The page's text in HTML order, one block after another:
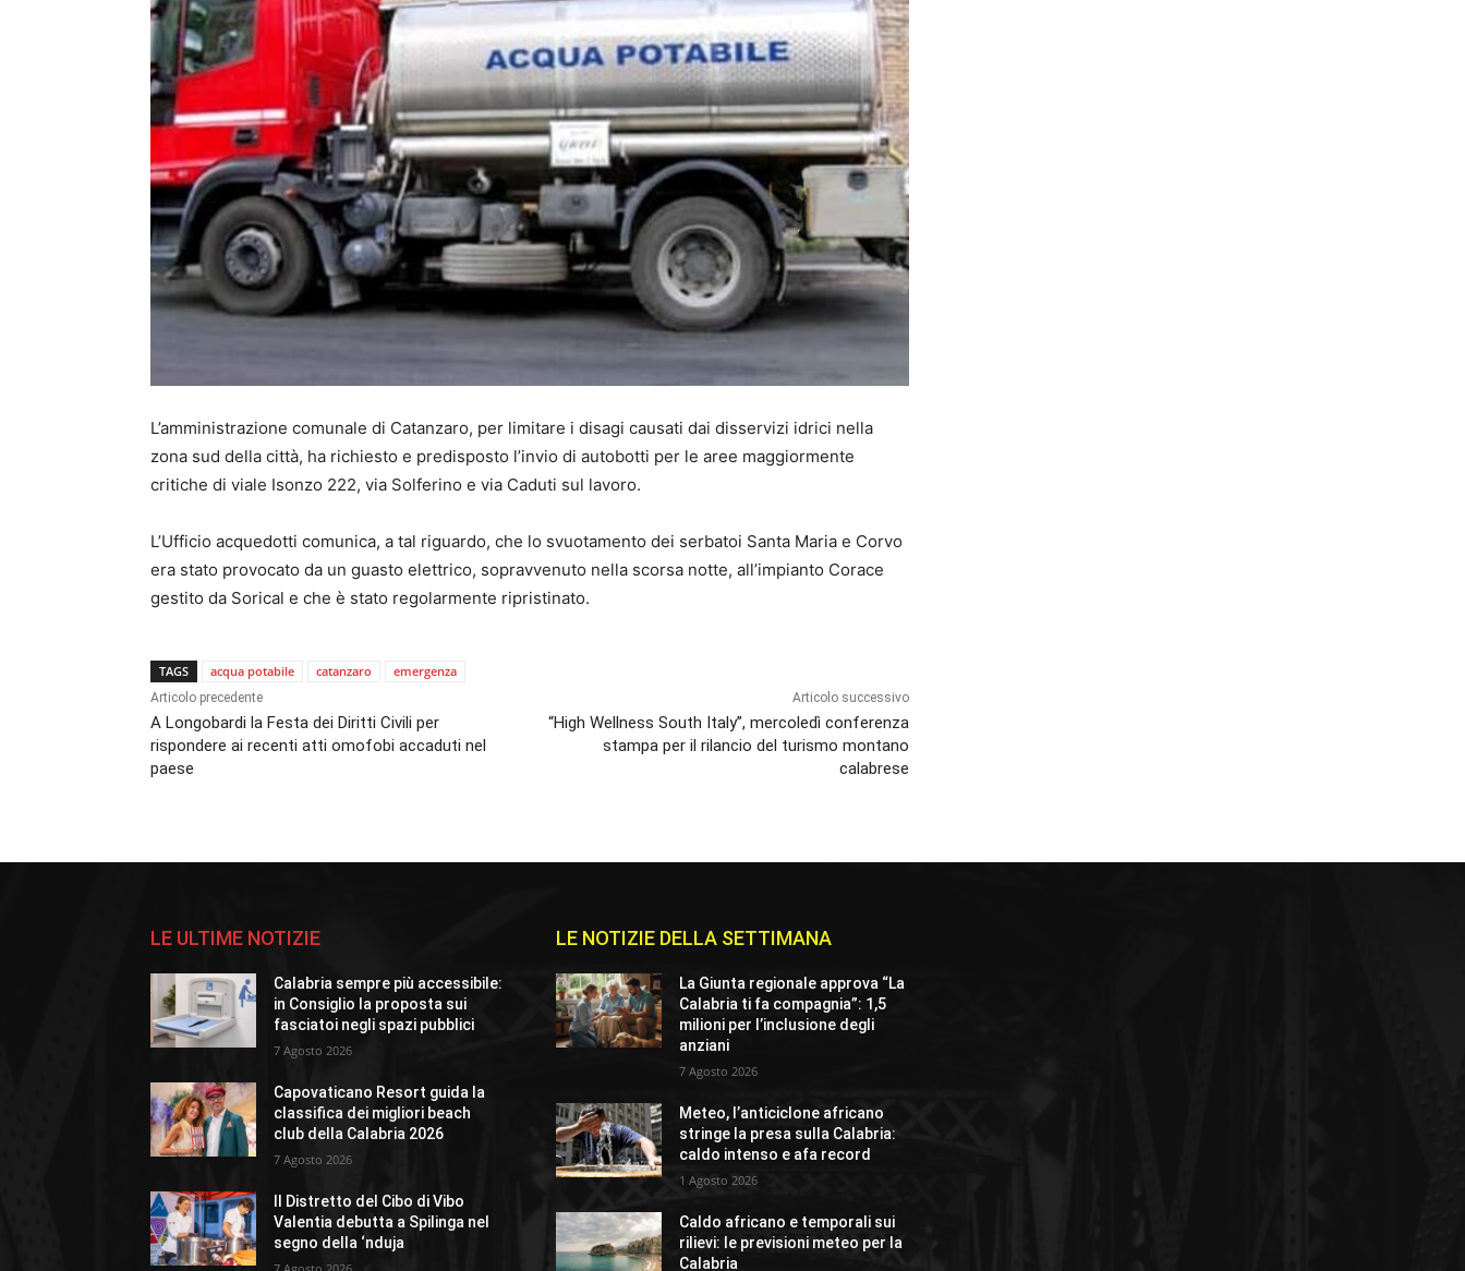
L’amministrazione comunale di Catanzaro, per limitare i disagi causati dai disservizi idrici nella
zona sud della città, ha richiesto e predisposto l’invio di autobotti per le aree maggiormente
critiche di viale Isonzo 222, via Solferino e via Caduti sul lavoro.
L’Ufficio acquedotti comunica, a tal riguardo, che lo svuotamento dei serbatoi Santa Maria e Corvo
era stato provocato da un guasto elettrico, sopravvenuto nella scorsa notte, all’impianto Corace
gestito da Sorical e che è stato regolarmente ripristinato.
TAGS acqua potabile catanzaro emergenza
Articolo precedente
A Longobardi la Festa dei Diritti Civili per
rispondere ai recenti atti omofobi accaduti nel
paese
Articolo successivo
“High Wellness South Italy”, mercoledì conferenza
stampa per il rilancio del turismo montano
calabrese
LE ULTIME NOTIZIE
Calabria sempre più accessibile:
in Consiglio la proposta sui
fasciatoi negli spazi pubblici
7 Agosto 2026
Capovaticano Resort guida la
classifica dei migliori beach
club della Calabria 2026
7 Agosto 2026
Il Distretto del Cibo di Vibo
Valentia debutta a Spilinga nel
segno della ‘nduja
LE NOTIZIE DELLA SETTIMANA
La Giunta regionale approva “La
Calabria ti fa compagnia”: 1,5
milioni per l’inclusione degli
anziani
7 Agosto 2026
Meteo, l’anticiclone africano
stringe la presa sulla Calabria:
caldo intenso e afa record
1 Agosto 2026
Caldo africano e temporali sui
rilievi: le previsioni meteo per la
Calabria